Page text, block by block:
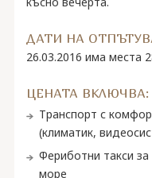
ДАТИ НА
26.03.2016 има места
ЦЕНАТА ВКЛЮЧВА:
Транспорт с
(климатик,
Фериботни такси
море